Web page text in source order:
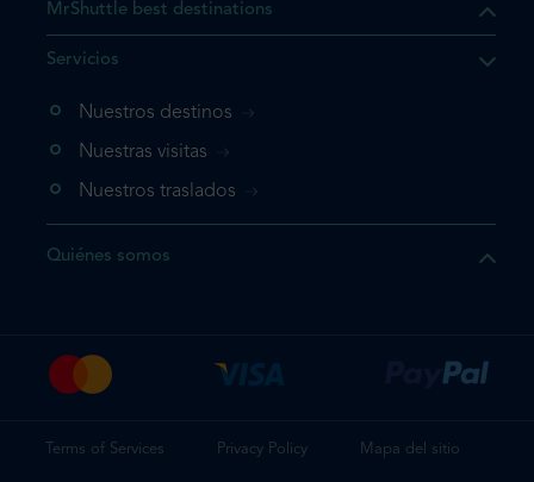
el producto que busca ya
vaya directamente a su
su reserva.
una vez
MrShuttle best destinations
Servicios
Nuestros destinos
Nuestras visitas
Nuestros traslados
Quiénes somos
Terms of Services Privacy Policy Mapa del sitio